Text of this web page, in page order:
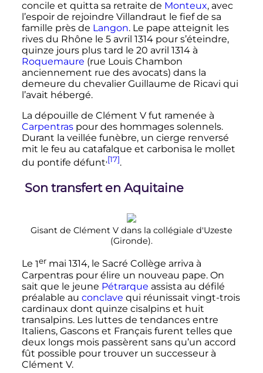
concile et quitta sa retraite de Monteux, avec
l’espoir de rejoindre Villandraut le fief de sa
famille près de Langon. Le pape atteignit les
rives du Rhône le 5 avril 1314pour s’éteindre,
quinze jours plus tard le 20 avril 1314à
Roquemaure (rue Louis Chambon
anciennement rue des avocats) dans la
demeure du chevalier Guillaume de Ricavi qui
l’avait hébergé.
La dépouille de Clément Vfut ramenée à
Carpentraspour des hommages solennels.
Durant la veillée funèbre, un cierge renversé
mit le feu au catafalque et carbonisa le mollet
du pontife défunt,[17].
Son transfert en Aquitaine
Gisant de Clément V dans la collégiale d'Uzeste
(Gironde).
Le 1ermai 1314, le Sacré Collège arriva à
Carpentras pour élire un nouveau pape. On
sait que le jeune Pétrarque assista au défilé
préalable au conclave qui réunissait vingt-trois
cardinaux dont quinze cisalpins et huit
transalpins. Les luttes de tendances entre
Italiens, Gascons et Français furent telles que
deux longs mois passèrent sans qu’un accord
fût possible pour trouver un successeur à
Clément V.